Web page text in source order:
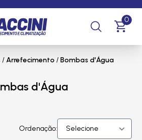
0
/Arrefecimento/Bombas d'Água
d'Água
Ordenação: